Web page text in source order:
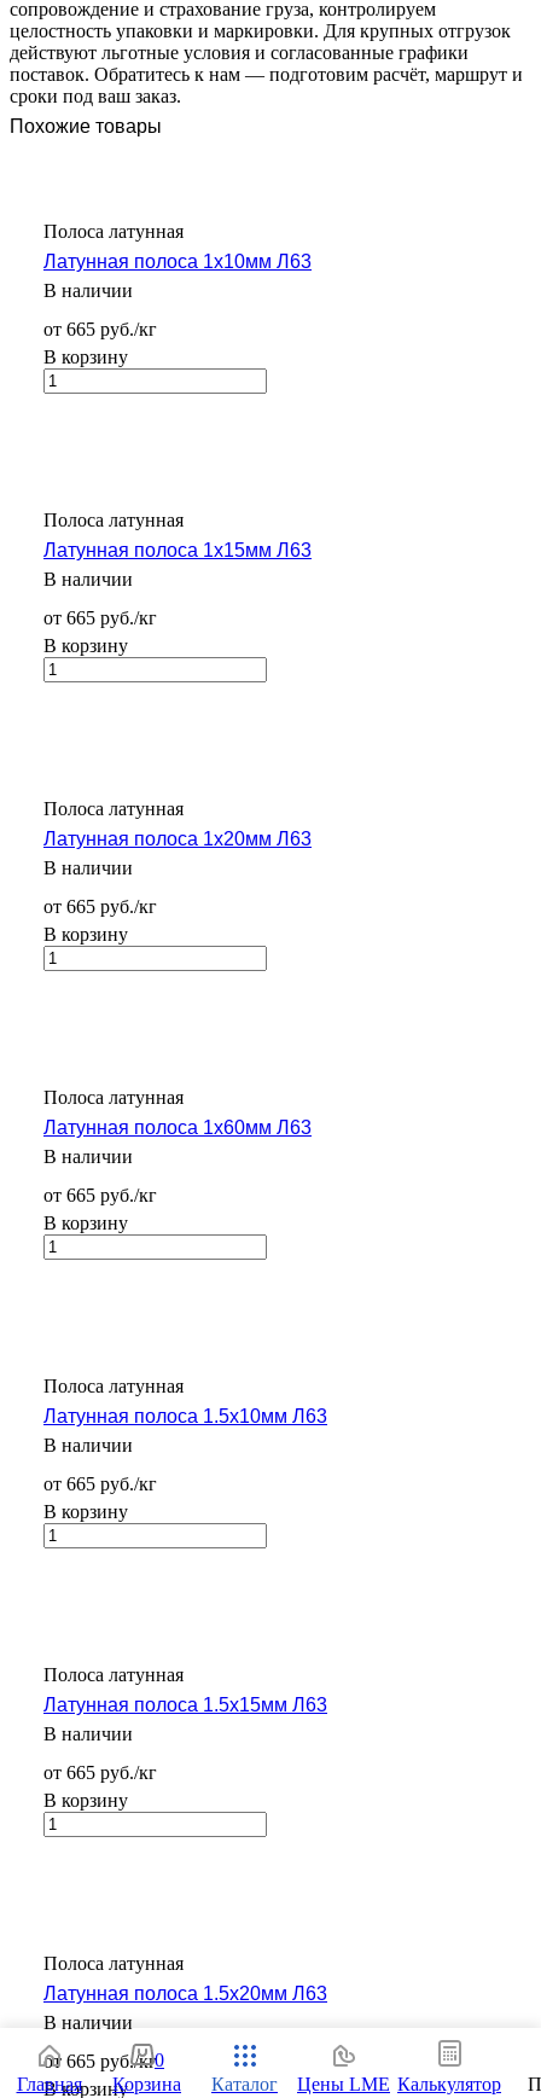
сопровождение и страхование груза, контролируем
целостность упаковки и маркировки. Для крупных отгрузок
действуют льготные условия и согласованные графики
поставок. Обратитесь к нам — подготовим расчёт, маршрут и
сроки под ваш заказ.
Похожие товары
Полоса латунная
Латунная полоса 1х10мм Л63
В наличии
от 665 руб./кг
В корзину
Полоса латунная
Латунная полоса 1х15мм Л63
В наличии
от 665 руб./кг
В корзину
Полоса латунная
Латунная полоса 1х20мм Л63
В наличии
от 665 руб./кг
В корзину
Полоса латунная
Латунная полоса 1х60мм Л63
В наличии
от 665 руб./кг
В корзину
Полоса латунная
Латунная полоса 1.5х10мм Л63
В наличии
от 665 руб./кг
В корзину
Полоса латунная
Латунная полоса 1.5х15мм Л63
В наличии
от 665 руб./кг
В корзину
Полоса латунная
Латунная полоса 1.5х20мм Л63
В наличии
от 665 руб./кг
В корзину
Главная
0
Корзина
Каталог Цены LME Калькулятор